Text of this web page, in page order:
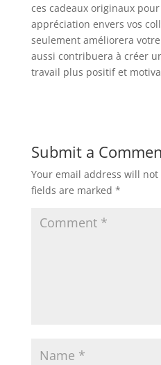
ces cadeaux originaux
appréciation envers vos
seulement améliorera
aussi contribuera à créer
travail plus positif et
Submit a
Your email address will
fields are marked *